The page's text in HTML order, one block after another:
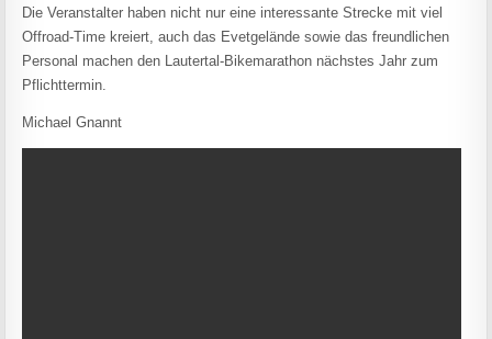
Die Veranstalter haben nicht nur eine interessante Strecke mit viel
Offroad-Time kreiert, auch das Evetgelände sowie das freundlichen
Personal machen den Lautertal-Bikemarathon nächstes Jahr zum
Pflichttermin.
Michael Gnannt